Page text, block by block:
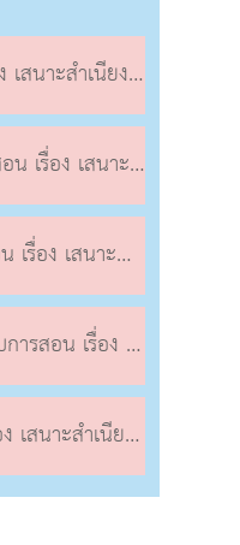
ออกเสียงร้อยกรอง (2)
ง ออกเสียงร้อยกรอง (2)
ออกเสียงร้อยกรอง (2)
ง ออกเสียงร้อยกรอง (2)
ออกเสียงร้อยกรอง (2)